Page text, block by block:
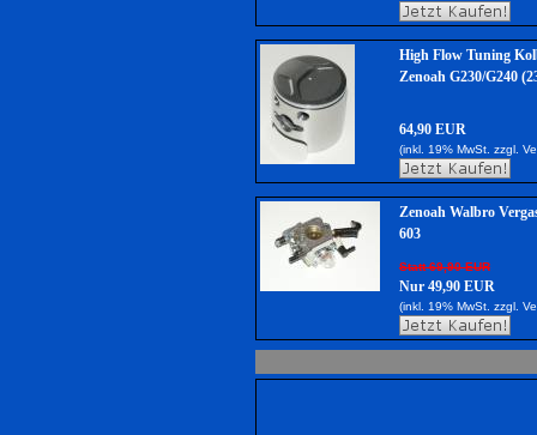
High Flow Tuning
Zenoah G230/G240
64,90 EUR
(inkl. 19% MwSt. zzgl.
Zenoah Walbro
603
Statt 69,90 EUR
Nur 49,90 EUR
(inkl. 19% MwSt. zzgl.